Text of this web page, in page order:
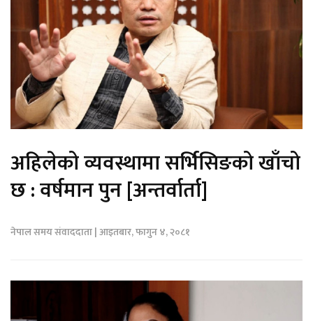
अहिलेको व्यवस्थामा सर्भिसिङको खाँचो
छ : वर्षमान पुन [अन्तर्वार्ता]
नेपाल समय संवाददाता | आइतबार, फागुन ४, २०८१